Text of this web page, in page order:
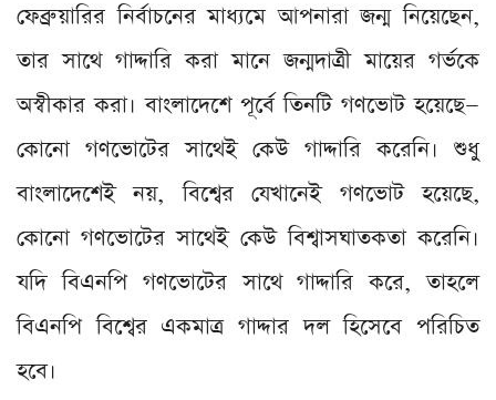
ফেব্রুয়ারির নির্বাচনের মাধ্যমে আপনারা জন্ম নিয়েছেন,
তার সাথে গাদ্দারি করা মানে জন্মদাত্রী মায়ের গর্ভকে
অস্বীকার করা। বাংলাদেশে পূর্বে তিনটি গণভোট হয়েছে—
কোনো গণভোটের সাথেই কেউ গাদ্দারি করেনি। শুধু
বাংলাদেশেই নয়, বিশ্বের যেখানেই গণভোট হয়েছে,
কোনো গণভোটের সাথেই কেউ বিশ্বাসঘাতকতা করেনি।
যদি বিএনপি গণভোটের সাথে গাদ্দারি করে, তাহলে
বিএনপি বিশ্বের একমাত্র গাদ্দার দল হিসেবে পরিচিত
হবে।